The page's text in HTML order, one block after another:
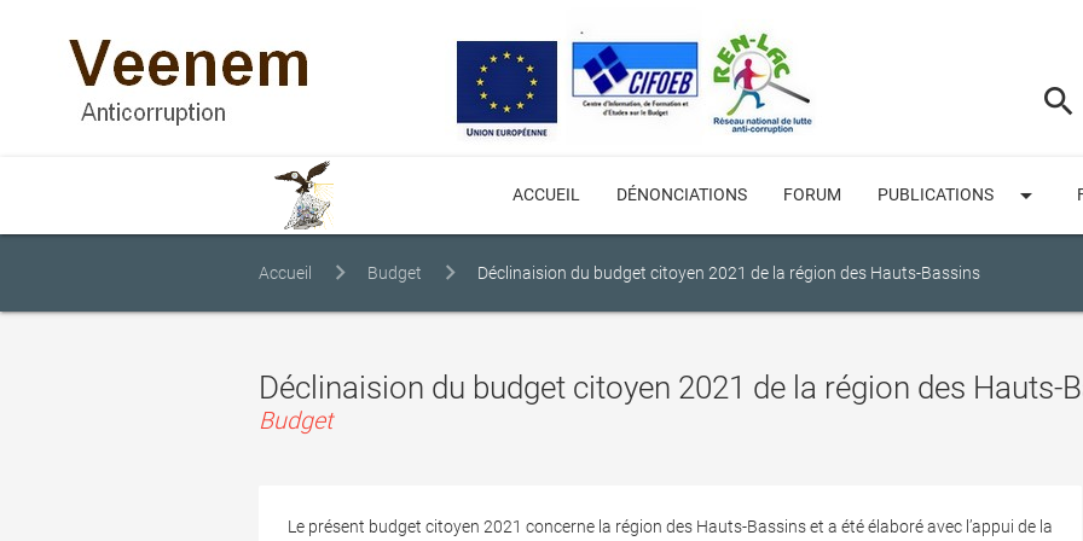
search
ACCUEIL DÉNONCIATIONS FORUM PUBLICATIONS arrow_drop_down
Accueil Budget Déclinaision du budget citoyen 2021 de la région des Hauts-Bassins
Déclinaision du budget citoyen 2021 de la région des Hauts-
Budget
Le présent budget citoyen 2021 concerne la région des Hauts-Bassins et a été élaboré avec l’appui de la